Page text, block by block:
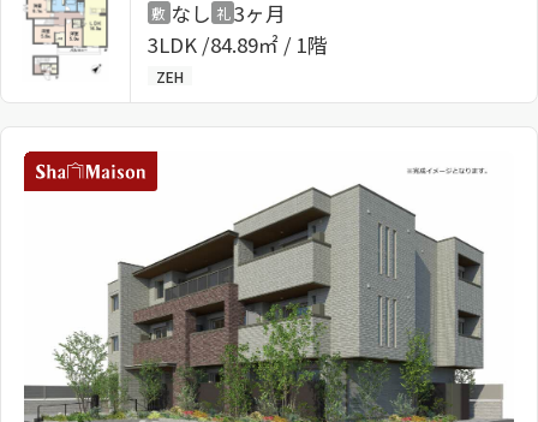
敷 なし 礼 3ヶ月
3LDK 84.89㎡ / 1階
ZEH